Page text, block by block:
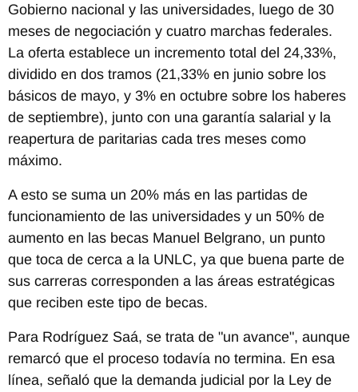
Gobierno nacional y las universidades, luego de 30
meses de negociación y cuatro marchas federales.
La oferta establece un incremento total del 24,33%,
dividido en dos tramos (21,33% en junio sobre los
básicos de mayo, y 3% en octubre sobre los haberes
de septiembre), junto con una garantía salarial y la
reapertura de paritarias cada tres meses como
máximo.
A esto se suma un 20% más en las partidas de
funcionamiento de las universidades y un 50% de
aumento en las becas Manuel Belgrano, un punto
que toca de cerca a la UNLC, ya que buena parte de
sus carreras corresponden a las áreas estratégicas
que reciben este tipo de becas.
Para Rodríguez Saá, se trata de "un avance", aunque
remarcó que el proceso todavía no termina. En esa
línea, señaló que la demanda judicial por la Ley de